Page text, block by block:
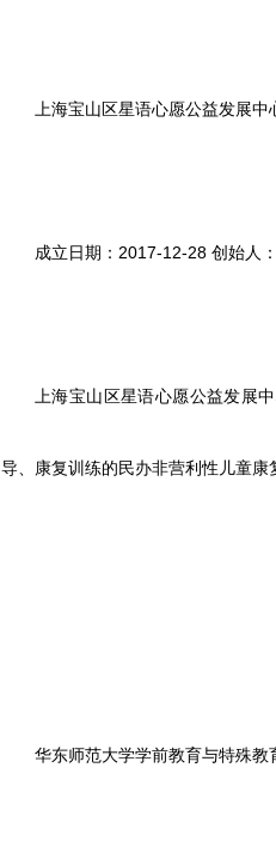
上海宝山区星语心愿公益发展中
成立日期：2017-12-28 创始人
上海宝山区星语心愿公益发展
导、康复训练的民办非营利性儿童康
华东师范大学学前教育与特殊教